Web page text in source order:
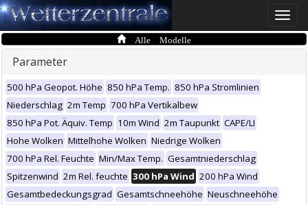
Toggle
Alle Modelle
Parameter
500 hPa Geopot. Höhe 850 hPa Temp. 850 hPa Stromlinien
Niederschlag 2m Temp 700 hPa Vertikalbew
850 hPa Pot. Äquiv. Temp 10m Wind 2m Taupunkt CAPE/LI
Hohe Wolken Mittelhohe Wolken Niedrige Wolken
700 hPa Rel. Feuchte Min/Max Temp. Gesamtniederschlag
Spitzenwind 2m Rel. feuchte 300 hPa Wind 200 hPa Wind
Gesamtbedeckungsgrad Gesamtschneehöhe Neuschneehöhe